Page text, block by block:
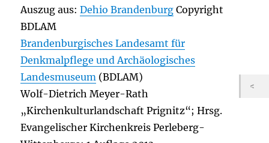
Auszug aus:Dehio Brandenburg Copyright
BDLAM
Brandenburgisches Landesamt für
Denkmalpflege und Archäologisches
Landesmuseum (BDLAM)
Wolf-Dietrich Meyer-Rath
„Kirchenkulturlandschaft Prignitz“; Hrsg.
Evangelischer Kirchenkreis Perleberg-